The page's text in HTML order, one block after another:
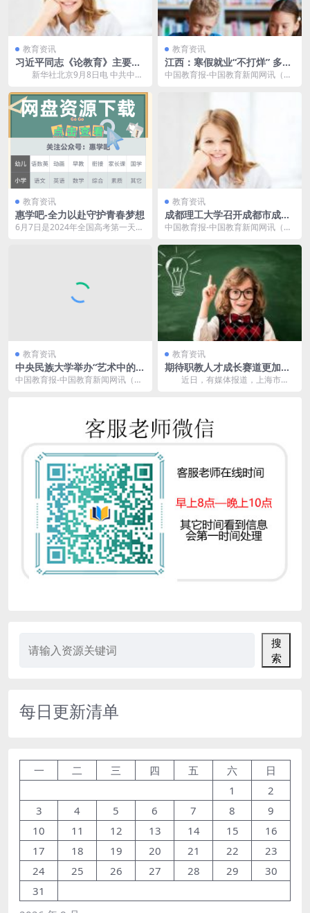
教育资讯
习近平同志《论教育》主要篇
目介绍
新华社北京9月8日电 中共中央
志《论教育》一书...
教育资讯
江西：寒假就业“不打烊” 多措
促进高校毕业生就业
中国教育报-中国教育新闻网讯（记
教育资讯
惠学吧-全力以赴守护青春梦想
6月7日是2024年全国高考第一天，
教育资讯
成都理工大学召开成都市成华
区大中小学思想政治教育一体
中国教育报-中国教育新闻网讯（记
中小学思想政治教...
教育资讯
中央民族大学举办“艺术中的大
思政课”暨美术学院毕业季服装
中国教育报-中国教育新闻网讯（记
教育资讯
期待职教人才成长赛道更加宽
近日，有媒体报道，上海市教
搜
索
每日更新清单
一 二 三 四 五 六
日
1
2
3
4 5 6 7 8
9
10
11 12 13 14 15
16
17
18 19 20 21 22
23
24
25 26 27 28 29
30
31